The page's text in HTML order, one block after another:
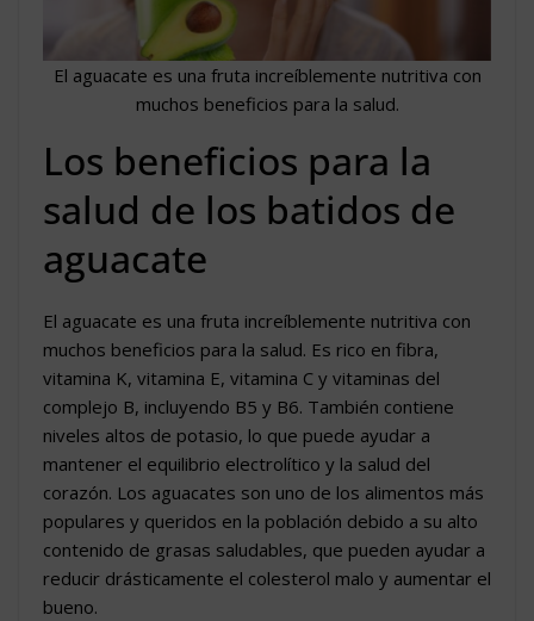
El aguacate es una fruta increíblemente nutritiva con
muchos beneficios para la salud.
Los beneficios para la
salud de los batidos de
aguacate
El aguacate es una fruta increíblemente nutritiva con
muchos beneficios para la salud. Es rico en fibra,
vitamina K, vitamina E, vitamina C y vitaminas del
complejo B, incluyendo B5 y B6. También contiene
niveles altos de potasio, lo que puede ayudar a
mantener el equilibrio electrolítico y la salud del
corazón. Los aguacates son uno de los alimentos más
populares y queridos en la población debido a su alto
contenido de grasas saludables, que pueden ayudar a
reducir drásticamente el colesterol malo y aumentar el
bueno.